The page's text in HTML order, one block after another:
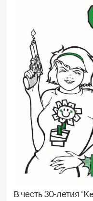
В честь 30-летия